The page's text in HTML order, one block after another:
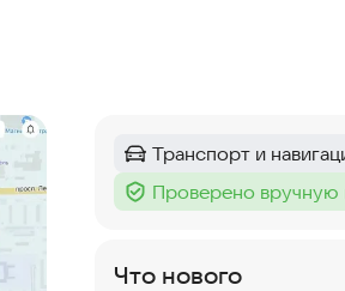
Категория:
Транспорт и
Тег :
Проверено вручную
Что нового